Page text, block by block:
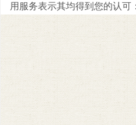
用服务表示其均得到您的认可：